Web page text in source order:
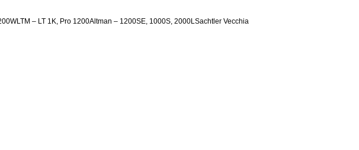
– LT 1K, Pro 1200Altman – 1200SE, 1000S, 2000LSachtler Vecchia